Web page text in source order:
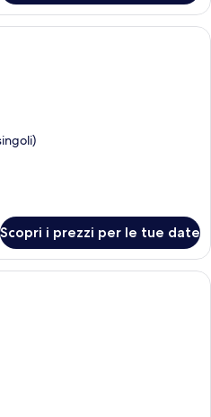
Una camera da letto moderna con
Scopri i prezzi per le tue date
Una camera da letto moderna con